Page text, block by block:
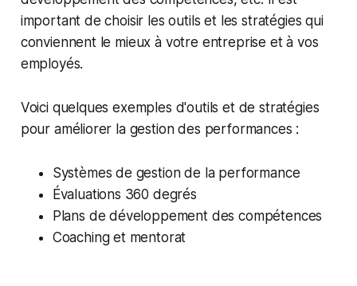
important de choisir les outils et les stratégies qui
conviennent le mieux à votre entreprise et à vos
employés.
Voici quelques exemples d'outils et de stratégies
pour améliorer la gestion des performances :
Systèmes de gestion de la performance
Évaluations 360 degrés
Plans de développement des compétences
Coaching et mentorat